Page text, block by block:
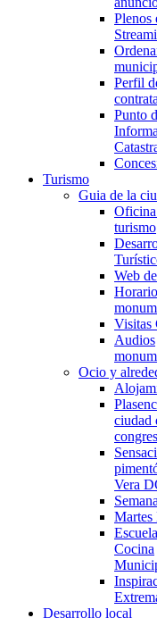
Plenos
Perfil
Punto
Turismo
Guia de la
turismo
Web
Visitas
Audios
Ocio y
ciudad
Vera
Cocina
Desarrollo local